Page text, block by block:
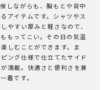
しながらも、胸もとや背中
アイテムです。シャツやス
やすい厚みと軽さなので、
もってこい。その日の気温
しむことができます。ま
ング仕様で仕立てたサイド
満載。快適さと便利さを兼
着です。